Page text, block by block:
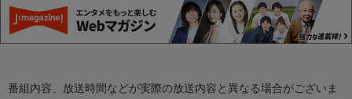
番組内容、放送時間などが実際の放送内容と異なる場合がございま